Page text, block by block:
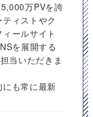
万PVを誇
ィストやク
ールサイト
を展開する
当いただきま
も常に最新